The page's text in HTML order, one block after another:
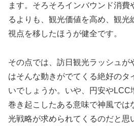
ます。そろそろインバウンド消
るよりも、観光価値を高め、観光
視点を移したほうが健全です。
その点では、訪日観光ラッシュが
はそんな動きがでてくる絶好のタ
いでしょうか。いや、円安やLCC
巻き起こしたある意味で神風では
光戦略が求められてくるのだと思